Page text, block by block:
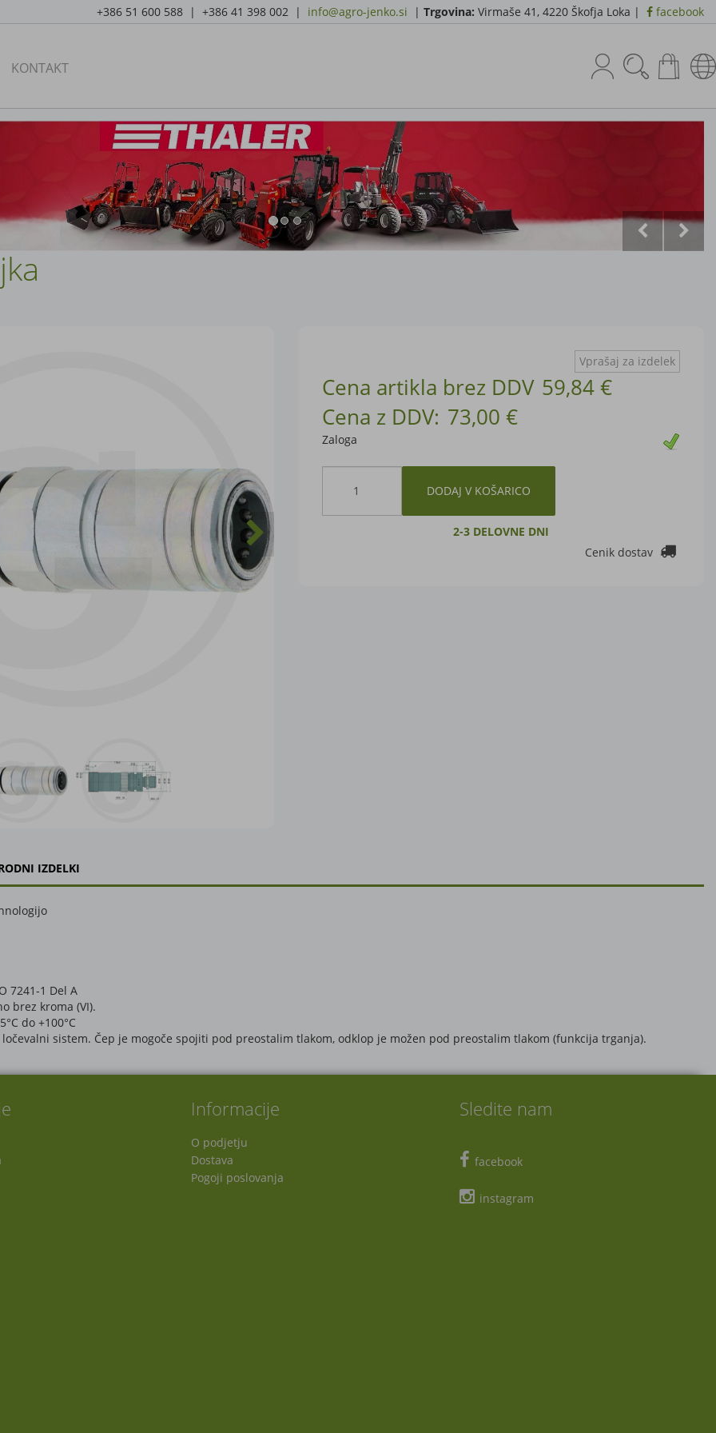
+386 51 600 588 | +386 41 398 002 | info@agro-jenko.si | Trgovina: Virmaše 41, 4220 Škofja Loka | facebook
KONTAKT
Vprašaj za izdelek
Cena artikla brez DDV 59,84 €
Cena z DDV: 73,00 €
Zaloga
DODAJ V KOŠARICO
2-3 DELOVNE DNI
Cenik dostav
IZDELKI
7241-1 Del A
brez kroma (VI).
do +100°C
ločevalni sistem. Čep je mogoče spojiti pod preostalim tlakom, odklop je možen pod preostalim tlakom (funkcija trganja).
Informacije
O podjetju
Dostava
Pogoji poslovanja
Sledite nam
facebook
instagram